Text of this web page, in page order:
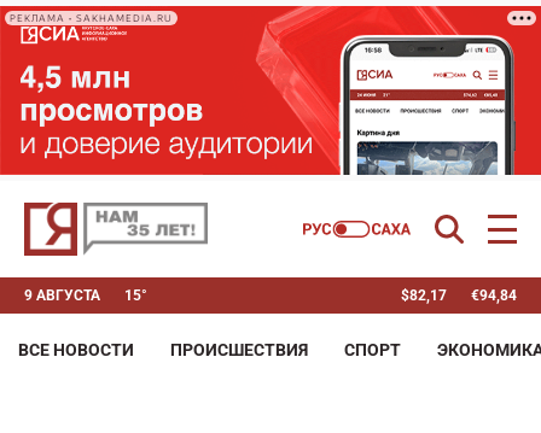
РЕКЛАМА • SAKHAMEDIA.RU
9 АВГУСТА 15° $82,17 €94,84
ВСЕ НОВОСТИ ПРОИСШЕСТВИЯ СПОРТ